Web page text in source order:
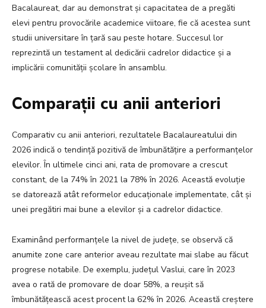
Bacalaureat, dar au demonstrat și capacitatea de a pregăti
elevi pentru provocările academice viitoare, fie că acestea sunt
studii universitare în țară sau peste hotare. Succesul lor
reprezintă un testament al dedicării cadrelor didactice și a
implicării comunității școlare în ansamblu.
Comparații cu anii anteriori
Comparativ cu anii anteriori, rezultatele Bacalaureatului din
2026 indică o tendință pozitivă de îmbunătățire a performanțelor
elevilor. În ultimele cinci ani, rata de promovare a crescut
constant, de la 74% în 2021 la 78% în 2026. Această evoluție
se datorează atât reformelor educaționale implementate, cât și
unei pregătiri mai bune a elevilor și a cadrelor didactice.
Examinând performanțele la nivel de județe, se observă că
anumite zone care anterior aveau rezultate mai slabe au făcut
progrese notabile. De exemplu, județul Vaslui, care în 2023
avea o rată de promovare de doar 58%, a reușit să
îmbunătățească acest procent la 62% în 2026. Această creștere